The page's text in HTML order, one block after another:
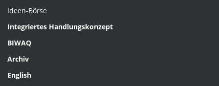
Ideen-Börse
Integriertes Handlungskonzept
BIWAQ
Archiv
English